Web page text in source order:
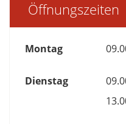
Öffnungszeiten
Montag
Dienstag